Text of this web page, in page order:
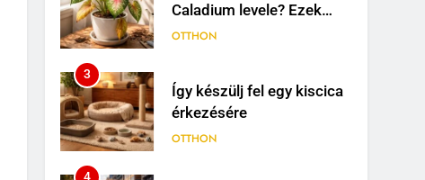
Caladium levele? Ezek
lehetnek a leggyakoribb
OTTHON
3
Így készülj fel egy kiscica
érkezésére
OTTHON
4